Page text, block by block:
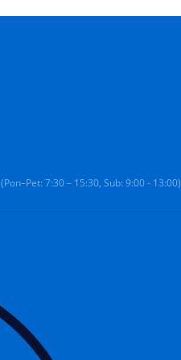
(Pon–Pet: 7:30 – 15:30, Sub: 9:00 - 13:00)